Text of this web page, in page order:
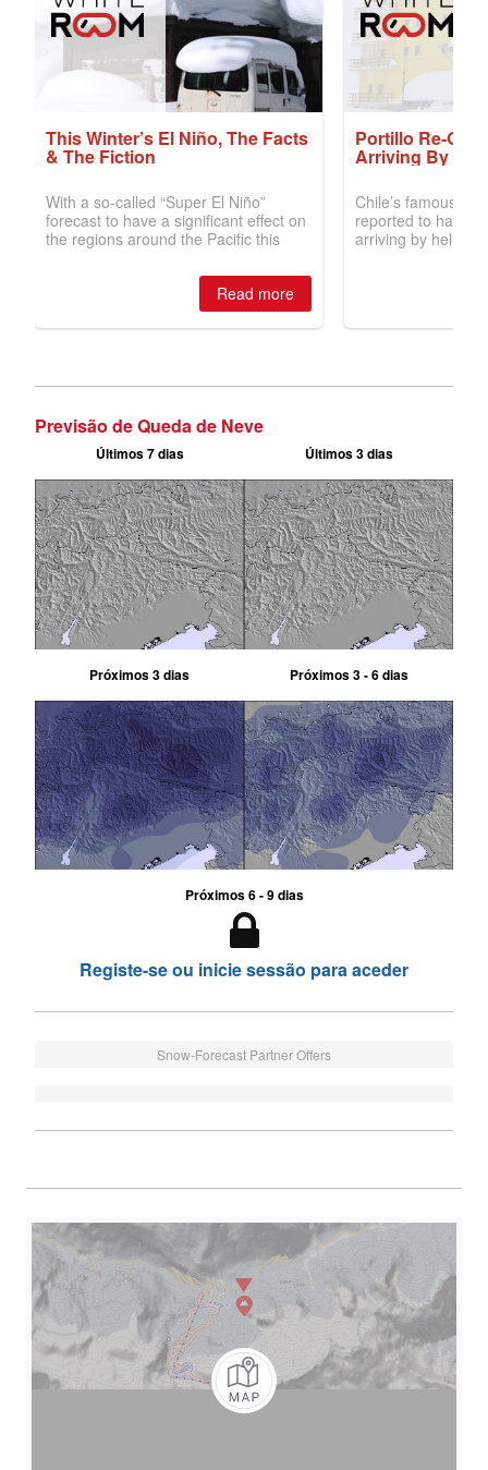
Previsão de Queda de Neve
Últimos 7 dias Últimos 3 dias
Próximos 3 dias Próximos 3 - 6 dias
Próximos 6 - 9 dias
Registe-se ou inicie sessão para aceder
Snow-Forecast Partner Offers